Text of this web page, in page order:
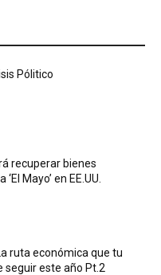
Pólitico
recuperar bienes
Mayo’ en EE.UU.
ruta económica que tu
seguir este año Pt.2